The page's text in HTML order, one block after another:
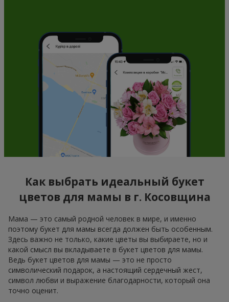
Как выбрать идеальный букет
цветов для мамы в г. Косовщина
Мама — это самый родной человек в мире, и именно
поэтому букет для мамы всегда должен быть особенным.
Здесь важно не только, какие цветы вы выбираете, но и
какой смысл вы вкладываете в букет цветов для мамы.
Ведь букет цветов для мамы — это не просто
символический подарок, а настоящий сердечный жест,
символ любви и выражение благодарности, который она
точно оценит.